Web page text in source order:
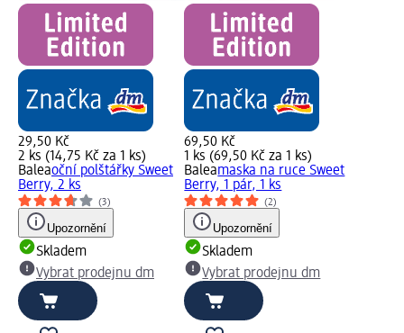
29,50 Kč
2 ks (14,75 Kč za 1 ks)
Baleaoční polštářky Sweet
Berry, 2 ks
(3)
Upozornění
Skladem
Vybrat prodejnu dm
69,50 Kč
1 ks (69,50 Kč za 1 ks)
Baleamaska na ruce Sweet
Berry, 1 pár, 1 ks
(2)
Upozornění
Skladem
Vybrat prodejnu dm